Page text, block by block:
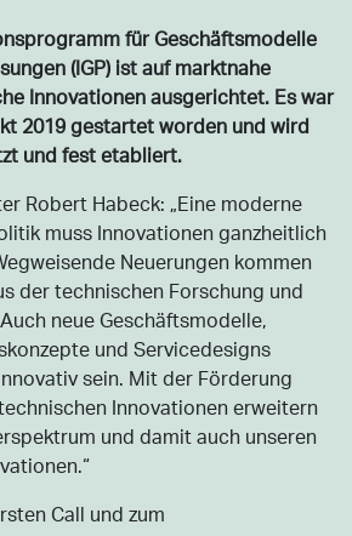
für Geschäftsmodelle
(IGP) ist auf marktnahe
Innovationen ausgerichtet. Es war
2019 gestartet worden und wird
und fest etabliert.
Robert Habeck: „Eine moderne
muss Innovationen ganzheitlich
Neuerungen kommen
der technischen Forschung und
neue Geschäftsmodelle,
und Servicedesigns
sein. Mit der Förderung
Innovationen erweitern
und damit auch unseren
Call und zum